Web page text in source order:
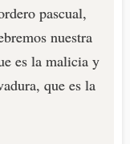
pascual,
nuestra
es la malicia y
que es la